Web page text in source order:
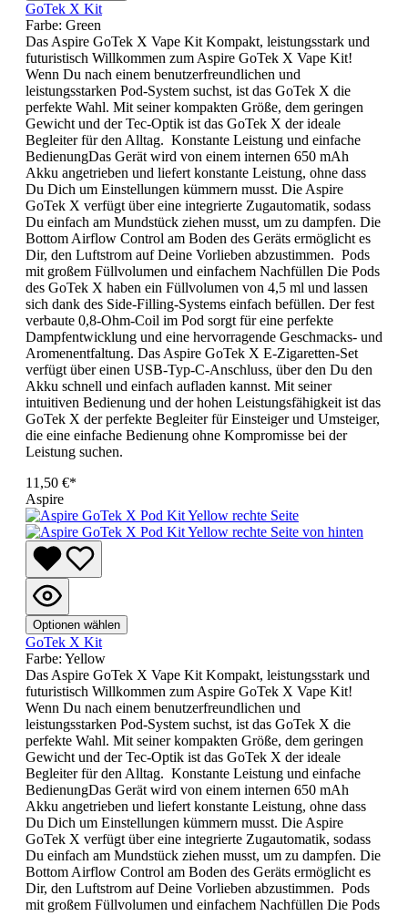
GoTek X Kit
Farbe: Green
Das Aspire GoTek X Vape Kit Kompakt, leistungsstark und
futuristisch Willkommen zum Aspire GoTek X Vape Kit!
Wenn Du nach einem benutzerfreundlichen und
leistungsstarken Pod-System suchst, ist das GoTek X die
perfekte Wahl. Mit seiner kompakten Größe, dem geringen
Gewicht und der Tec-Optik ist das GoTek X der ideale
Begleiter für den Alltag. Konstante Leistung und einfache
BedienungDas Gerät wird von einem internen 650 mAh
Akku angetrieben und liefert konstante Leistung, ohne dass
Du Dich um Einstellungen kümmern musst. Die Aspire
GoTek X verfügt über eine integrierte Zugautomatik, sodass
Du einfach am Mundstück ziehen musst, um zu dampfen. Die
Bottom Airflow Control am Boden des Geräts ermöglicht es
Dir, den Luftstrom auf Deine Vorlieben abzustimmen. Pods
mit großem Füllvolumen und einfachem Nachfüllen Die Pods
des GoTek X haben ein Füllvolumen von 4,5 ml und lassen
sich dank des Side-Filling-Systems einfach befüllen. Der fest
verbaute 0,8-Ohm-Coil im Pod sorgt für eine perfekte
Dampfentwicklung und eine hervorragende Geschmacks- und
Aromenentfaltung. Das Aspire GoTek X E-Zigaretten-Set
verfügt über einen USB-Typ-C-Anschluss, über den Du den
Akku schnell und einfach aufladen kannst. Mit seiner
intuitiven Bedienung und der hohen Leistungsfähigkeit ist das
GoTek X der perfekte Begleiter für Einsteiger und Umsteiger,
die eine einfache Bedienung ohne Kompromisse bei der
Leistung suchen.
11,50 €*
Aspire
Optionen wählen
GoTek X Kit
Farbe: Yellow
Das Aspire GoTek X Vape Kit Kompakt, leistungsstark und
futuristisch Willkommen zum Aspire GoTek X Vape Kit!
Wenn Du nach einem benutzerfreundlichen und
leistungsstarken Pod-System suchst, ist das GoTek X die
perfekte Wahl. Mit seiner kompakten Größe, dem geringen
Gewicht und der Tec-Optik ist das GoTek X der ideale
Begleiter für den Alltag. Konstante Leistung und einfache
BedienungDas Gerät wird von einem internen 650 mAh
Akku angetrieben und liefert konstante Leistung, ohne dass
Du Dich um Einstellungen kümmern musst. Die Aspire
GoTek X verfügt über eine integrierte Zugautomatik, sodass
Du einfach am Mundstück ziehen musst, um zu dampfen. Die
Bottom Airflow Control am Boden des Geräts ermöglicht es
Dir, den Luftstrom auf Deine Vorlieben abzustimmen. Pods
mit großem Füllvolumen und einfachem Nachfüllen Die Pods